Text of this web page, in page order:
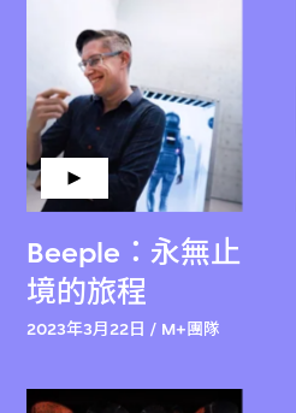
Beeple：永無止
境的旅程
2023年3月22日 / M+團隊